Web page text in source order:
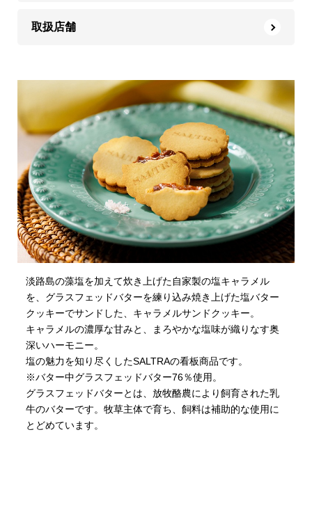
取扱店舗
淡路島の藻塩を加えて炊き上げた自家製の塩キャラメル
を、グラスフェッドバターを練り込み焼き上げた塩バター
クッキーでサンドした、キャラメルサンドクッキー。
キャラメルの濃厚な甘みと、まろやかな塩味が織りなす奥
深いハーモニー。
塩の魅力を知り尽くしたSALTRAの看板商品です。
※バター中グラスフェッドバター76％使用。
グラスフェッドバターとは、放牧酪農により飼育された乳
牛のバターです。牧草主体で育ち、飼料は補助的な使用に
とどめています。